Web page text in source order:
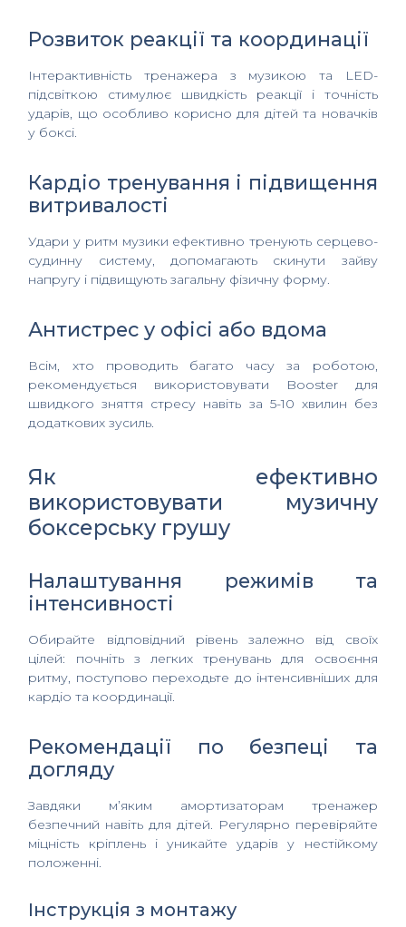
Розвиток реакції та координації
Інтерактивність тренажера з музикою та LED-
підсвіткою стимулює швидкість реакції і точність
ударів, що особливо корисно для дітей та новачків
у боксі.
Кардіо тренування і підвищення
витривалості
Удари у ритм музики ефективно тренують серцево-
судинну систему, допомагають скинути зайву
напругу і підвищують загальну фізичну форму.
Антистрес у офісі або вдома
Всім, хто проводить багато часу за роботою,
рекомендується використовувати Booster для
швидкого зняття стресу навіть за 5-10 хвилин без
додаткових зусиль.
Як ефективно
використовувати музичну
боксерську грушу
Налаштування режимів та
інтенсивності
Обирайте відповідний рівень залежно від своїх
цілей: почніть з легких тренувань для освоєння
ритму, поступово переходьте до інтенсивніших для
кардіо та координації.
Рекомендації по безпеці та
догляду
Завдяки м’яким амортизаторам тренажер
безпечний навіть для дітей. Регулярно перевіряйте
міцність кріплень і уникайте ударів у нестійкому
положенні.
Інструкція з монтажу